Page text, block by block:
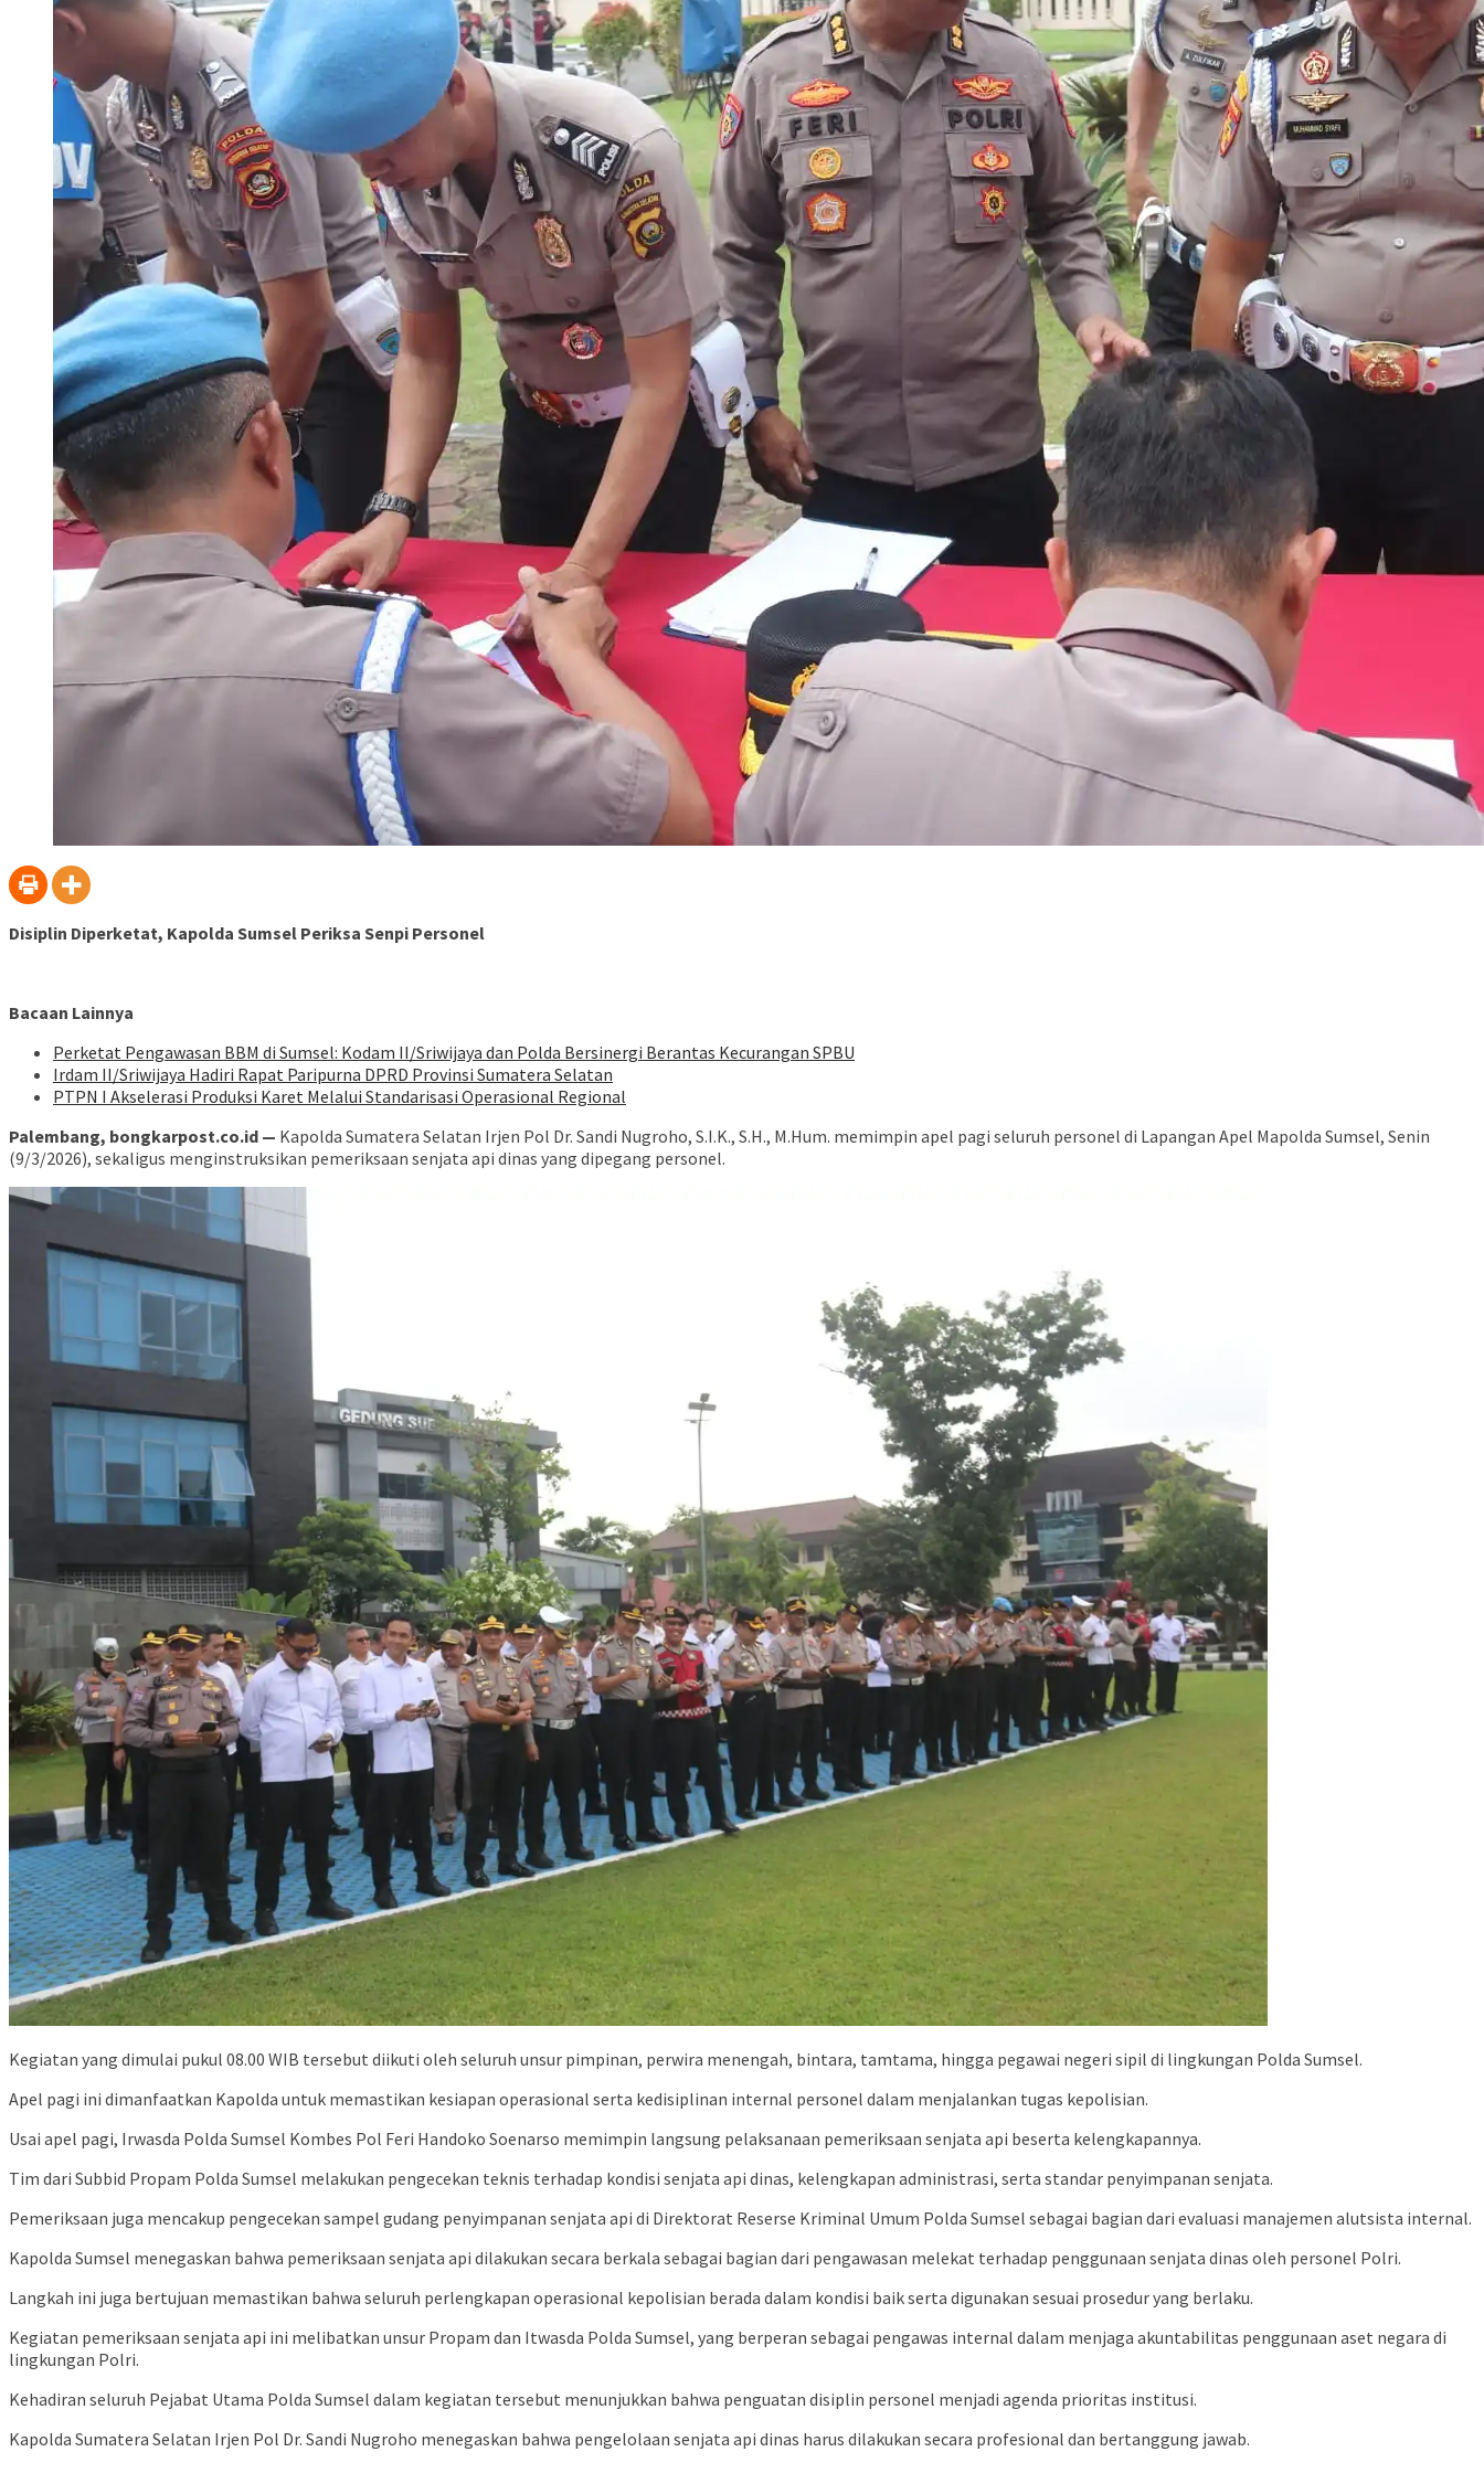
Disiplin Diperketat, Kapolda Sumsel Periksa Senpi Personel
Bacaan Lainnya
Perketat Pengawasan BBM di Sumsel: Kodam II/Sriwijaya dan Polda Bersinergi Berantas Kecurangan SPBU
Irdam II/Sriwijaya Hadiri Rapat Paripurna DPRD Provinsi Sumatera Selatan
PTPN I Akselerasi Produksi Karet Melalui Standarisasi Operasional Regional
Palembang, bongkarpost.co.id — Kapolda Sumatera Selatan Irjen Pol Dr. Sandi Nugroho, S.I.K., S.H., M.Hum. memimpin apel pagi seluruh personel di Lapangan Apel Mapolda Sumsel, Senin
(9/3/2026), sekaligus menginstruksikan pemeriksaan senjata api dinas yang dipegang personel.
Kegiatan yang dimulai pukul 08.00 WIB tersebut diikuti oleh seluruh unsur pimpinan, perwira menengah, bintara, tamtama, hingga pegawai negeri sipil di lingkungan Polda Sumsel.
Apel pagi ini dimanfaatkan Kapolda untuk memastikan kesiapan operasional serta kedisiplinan internal personel dalam menjalankan tugas kepolisian.
Usai apel pagi, Irwasda Polda Sumsel Kombes Pol Feri Handoko Soenarso memimpin langsung pelaksanaan pemeriksaan senjata api beserta kelengkapannya.
Tim dari Subbid Propam Polda Sumsel melakukan pengecekan teknis terhadap kondisi senjata api dinas, kelengkapan administrasi, serta standar penyimpanan senjata.
Pemeriksaan juga mencakup pengecekan sampel gudang penyimpanan senjata api di Direktorat Reserse Kriminal Umum Polda Sumsel sebagai bagian dari evaluasi manajemen alutsista internal.
Kapolda Sumsel menegaskan bahwa pemeriksaan senjata api dilakukan secara berkala sebagai bagian dari pengawasan melekat terhadap penggunaan senjata dinas oleh personel Polri.
Langkah ini juga bertujuan memastikan bahwa seluruh perlengkapan operasional kepolisian berada dalam kondisi baik serta digunakan sesuai prosedur yang berlaku.
Kegiatan pemeriksaan senjata api ini melibatkan unsur Propam dan Itwasda Polda Sumsel, yang berperan sebagai pengawas internal dalam menjaga akuntabilitas penggunaan aset negara di
lingkungan Polri.
Kehadiran seluruh Pejabat Utama Polda Sumsel dalam kegiatan tersebut menunjukkan bahwa penguatan disiplin personel menjadi agenda prioritas institusi.
Kapolda Sumatera Selatan Irjen Pol Dr. Sandi Nugroho menegaskan bahwa pengelolaan senjata api dinas harus dilakukan secara profesional dan bertanggung jawab.